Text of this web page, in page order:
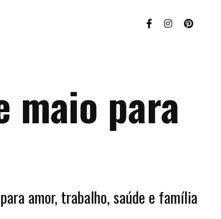
maio para
amor, trabalho, saúde e família